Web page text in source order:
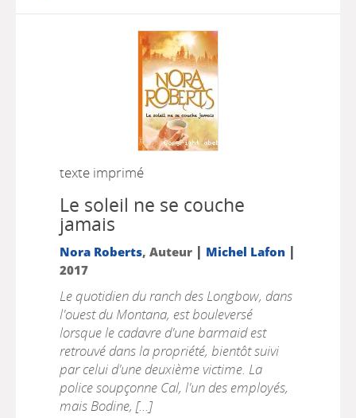
texte imprimé
Le soleil ne se couche
jamais
Nora Roberts, Auteur | Michel Lafon |
2017
Le quotidien du ranch des Longbow, dans
l'ouest du Montana, est bouleversé
lorsque le cadavre d'une barmaid est
retrouvé dans la propriété, bientôt suivi
par celui d'une deuxième victime. La
police soupçonne Cal, l'un des employés,
mais Bodine, [...]